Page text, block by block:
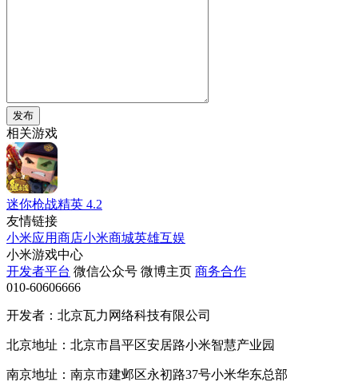
发布
相关游戏
迷你枪战精英 4.2
友情链接
小米应用商店小米商城英雄互娱
小米游戏中心
开发者平台 微信公众号 微博主页 商务合作
010-60606666
开发者：北京瓦力网络科技有限公司
北京地址：北京市昌平区安居路小米智慧产业园
南京地址：南京市建邺区永初路37号小米华东总部